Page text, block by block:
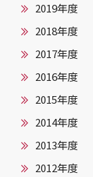
2019年度
2018年度
2017年度
2016年度
2015年度
2014年度
2013年度
2012年度